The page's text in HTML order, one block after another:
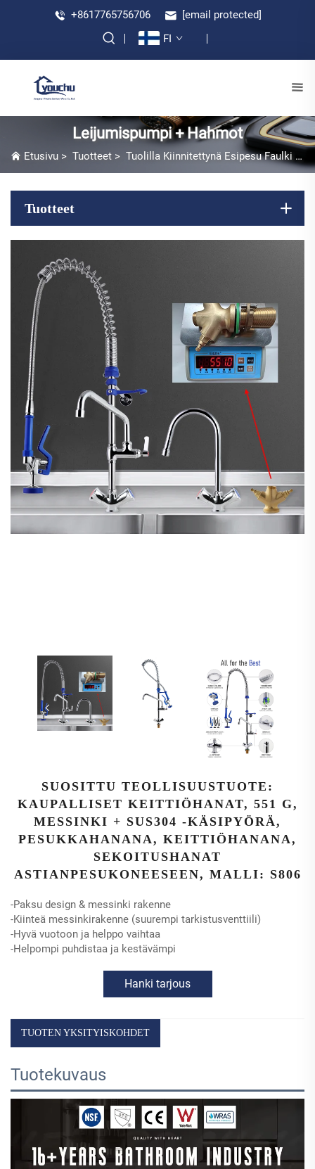
+8617765756706
[email protected]
FI
Leijumispumpi + Hahmot
Etusivu > Tuotteet > Tuolilla Kiinnitettynä Esipesu Faulki
Tuotteet
SUOSITTU TEOLLISUUSTUOTE:
KAUPALLISET KEITTIÖHANAT, 551 G,
MESSINKI + SUS304 -KÄSIPYÖRÄ,
PESUKKAHANANA, KEITTIÖHANANA,
SEKOITUSHANAT
ASTIANPESUKONEESEEN, MALLI: S806
-Paksu design & messinki rakenne
-Kiinteä messinkirakenne (suurempi tarkistusventtiili)
-Hyvä vuotoon ja helppo vaihtaa
-Helpompi puhdistaa ja kestävämpi
Hanki tarjous
TUOTEN YKSITYISKOHDET
Tuotekuvaus